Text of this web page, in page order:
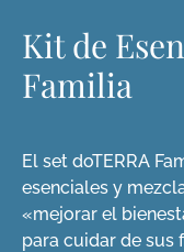
Kit de
Familia
El set doTERRA
esenciales y
«mejorar el
para cuidar de sus